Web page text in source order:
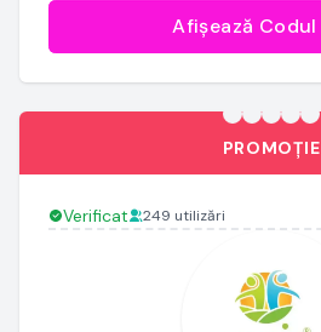
Afișează Codul
PROMOȚIE
Verificat 249 utilizări